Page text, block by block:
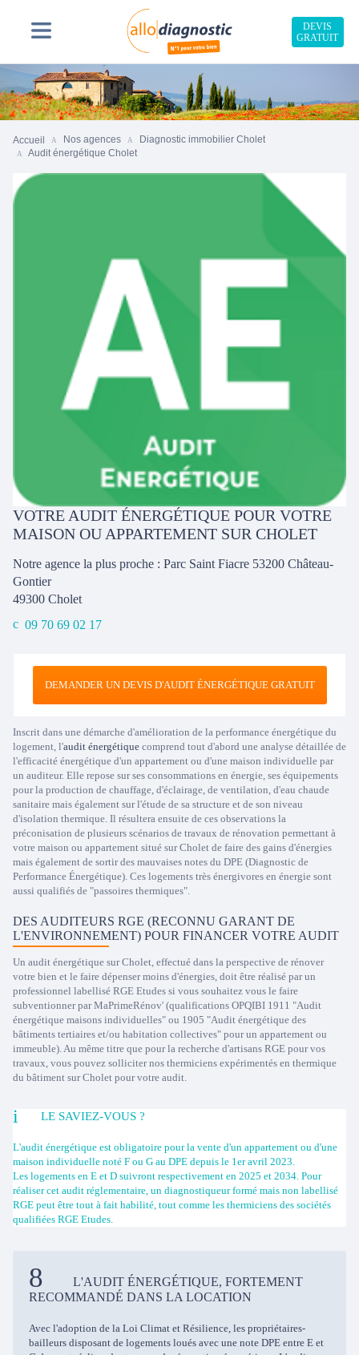
DEVIS
GRATUIT
Accueil Nos agences
Diagnostic immobilier Cholet
Audit énergétique Cholet
VOTRE AUDIT ÉNERGÉTIQUE POUR VOTRE
MAISON OU APPARTEMENT SUR CHOLET
Notre agence la plus proche : Parc Saint Fiacre 53200 Château-
Gontier
49300 Cholet
09 70 69 02 17
DEMANDER UN DEVIS D'AUDIT ÉNERGÉTIQUE GRATUIT
Inscrit dans une démarche d'amélioration de la performance énergétique du
logement, l'audit énergétique comprend tout d'abord une analyse détaillée de
l'efficacité énergétique d'un appartement ou d'une maison individuelle par
un auditeur. Elle repose sur ses consommations en énergie, ses équipements
pour la production de chauffage, d'éclairage, de ventilation, d'eau chaude
sanitaire mais également sur l'étude de sa structure et de son niveau
d'isolation thermique. Il résultera ensuite de ces observations la
préconisation de plusieurs scénarios de travaux de rénovation permettant à
votre maison ou appartement situé sur Cholet de faire des gains d'énergies
mais également de sortir des mauvaises notes du DPE (Diagnostic de
Performance Énergétique). Ces logements très énergivores en énergie sont
aussi qualifiés de "passoires thermiques".
DES AUDITEURS RGE (RECONNU GARANT DE
L'ENVIRONNEMENT) POUR FINANCER VOTRE AUDIT
Un audit énergétique sur Cholet, effectué dans la perspective de rénover
votre bien et le faire dépenser moins d'énergies, doit être réalisé par un
professionnel labellisé RGE Etudes si vous souhaitez vous le faire
subventionner par MaPrimeRénov' (qualifications OPQIBI 1911 "Audit
énergétique maisons individuelles" ou 1905 "Audit énergétique des
bâtiments tertiaires et/ou habitation collectives" pour un appartement ou
immeuble). Au même titre que pour la recherche d'artisans RGE pour vos
travaux, vous pouvez solliciter nos thermiciens expérimentés en thermique
du bâtiment sur Cholet pour votre audit.
LE SAVIEZ-VOUS ?
L'audit énergétique est obligatoire pour la vente d'un appartement ou d'une
maison individuelle noté F ou G au DPE depuis le 1er avril 2023.
Les logements en E et D suivront respectivement en 2025 et 2034. Pour
réaliser cet audit réglementaire, un diagnostiqueur formé mais non labellisé
RGE peut être tout à fait habilité, tout comme les thermiciens des sociétés
qualifiées RGE Etudes.
L'AUDIT ÉNERGÉTIQUE, FORTEMENT
RECOMMANDÉ DANS LA LOCATION
Avec l'adoption de la Loi Climat et Résilience, les propriétaires-
bailleurs disposant de logements loués avec une note DPE entre E et